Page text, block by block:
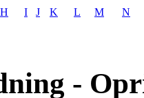
H I J K L M N
-